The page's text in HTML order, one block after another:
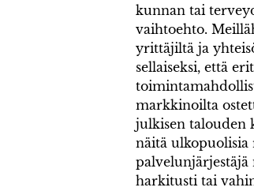
kunnan tai
vaihtoehto.
yrittäjiltä ja
sellaiseksi, että
markkinoilta
julkisen talouden
näitä ulkopuolisia
harkitusti tai